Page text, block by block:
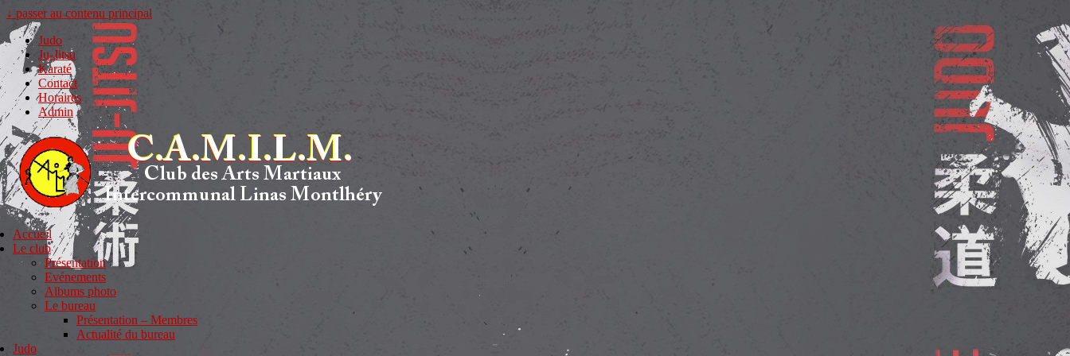
↓ passer au contenu principal
Judo
Ju-Jitsu
Karaté
Contact
Horaires
Admin
Accueil
Le club
Présentation
Evénements
Albums photo
Le bureau
Présentation – Membres
Actualité du bureau
Judo